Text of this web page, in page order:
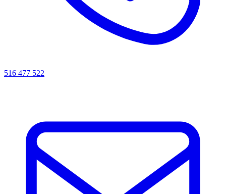
516 477 522